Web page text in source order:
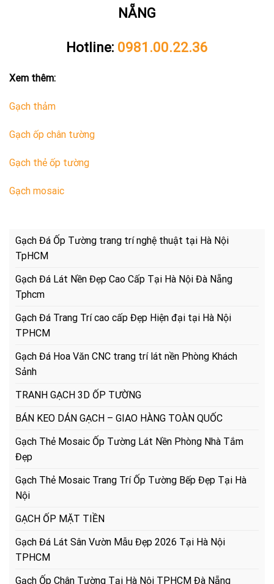
NẴNG
Hotline: 0981.00.22.36
Xem thêm:
Gạch thảm
Gạch ốp chân tường
Gạch thẻ ốp tường
Gạch mosaic
Gạch Đá Ốp Tường trang trí nghệ thuật tại Hà Nội
TpHCM
Gạch Đá Lát Nền Đẹp Cao Cấp Tại Hà Nội Đà Nẵng
Tphcm
Gạch Đá Trang Trí cao cấp Đẹp Hiện đại tại Hà Nội
TPHCM
Gạch Đá Hoa Văn CNC trang trí lát nền Phòng Khách
Sảnh
TRANH GẠCH 3D ỐP TƯỜNG
BÁN KEO DÁN GẠCH – GIAO HÀNG TOÀN QUỐC
Gạch Thẻ Mosaic Ốp Tường Lát Nền Phòng Nhà Tắm
Đẹp
Gạch Thẻ Mosaic Trang Trí Ốp Tường Bếp Đẹp Tại Hà
Nội
GẠCH ỐP MẶT TIỀN
Gạch Đá Lát Sân Vườn Mẫu Đẹp 2026 Tại Hà Nội
TPHCM
Gạch Ốp Chân Tường Tại Hà Nội TPHCM Đà Nẵng